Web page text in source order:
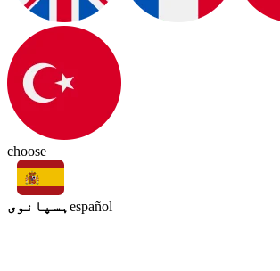
choose
ہسپانوی español